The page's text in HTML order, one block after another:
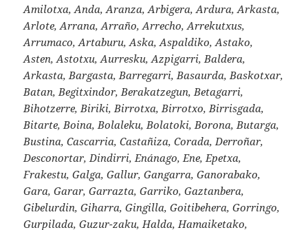
Amilotxa, Anda, Aranza, Arbigera, Ardura, Arkasta,
Arlote, Arrana, Arraño, Arrecho, Arrekutxus,
Arrumaco, Artaburu, Aska, Aspaldiko, Astako,
Asten, Astotxu, Aurresku, Azpigarri, Baldera,
Arkasta, Bargasta, Barregarri, Basaurda, Baskotxar,
Batan, Begitxindor, Berakatzegun, Betagarri,
Bihotzerre, Biriki, Birrotxa, Birrotxo, Birrisgada,
Bitarte, Boina, Bolaleku, Bolatoki, Borona, Butarga,
Bustina, Cascarria, Castañiza, Corada, Derroñar,
Desconortar, Dindirri, Enánago, Ene, Epetxa,
Frakestu, Galga, Gallur, Gangarra, Ganorabako,
Gara, Garar, Garrazta, Garriko, Gaztanbera,
Gibelurdin, Giharra, Gingilla, Goitibehera, Gorringo,
Gurpilada, Guzur-zaku, Halda, Hamaiketako,